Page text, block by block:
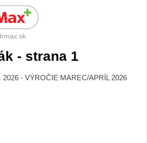
- strana 1
2026 - VÝROČIE MAREC/APRÍL 2026